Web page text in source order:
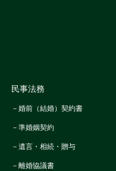
－婚前（結婚）契約書
－準婚姻契約
－遺言・相続・贈与
－離婚協議書